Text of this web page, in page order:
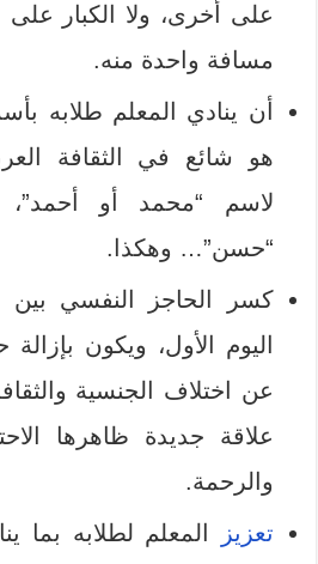
على أخرى، ولا الكبار
مسافة واحدة منه.
أن ينادي المعلم طلابه
هو شائع في الثقافة
لاسم “محمد أو
“حسن”… وهكذا.
كسر الحاجز النفسي بين
اليوم الأول، ويكون
عن اختلاف الجنسية
علاقة جديدة ظاهرها
والرحمة.
تعزيز
المعلم لطلابه بما